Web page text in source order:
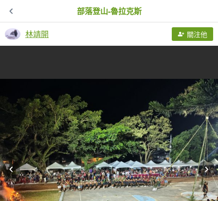
部落登山-魯拉克斯
林靖開 關注他